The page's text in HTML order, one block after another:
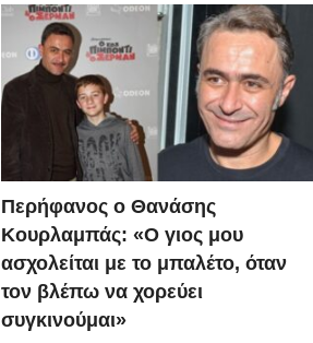
Περήφανος ο Θανάσης
Κουρλαμπάς: «Ο γιος μου
ασχολείται με το μπαλέτο, όταν
τον βλέπω να χορεύει
συγκινούμαι»